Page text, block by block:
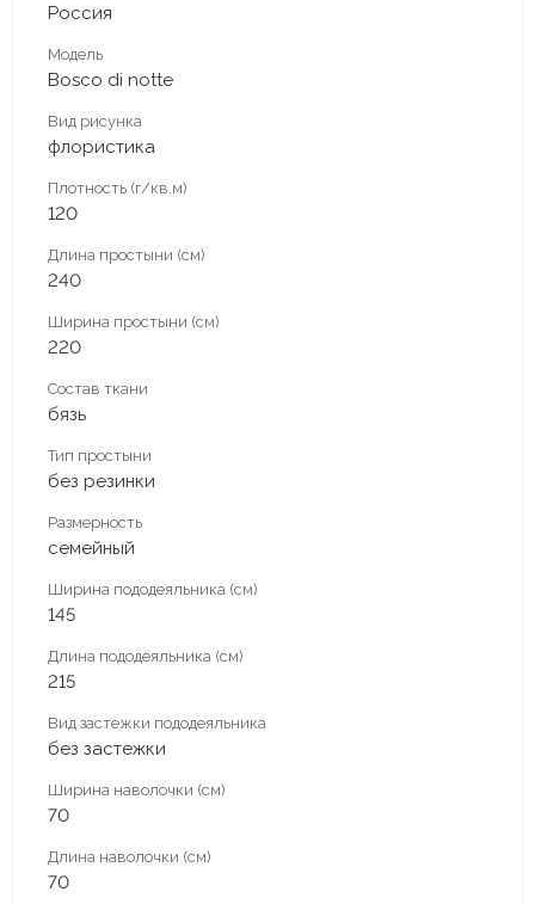
Россия
Модель
Bosco di notte
Вид рисунка
флористика
Плотность (г/кв.м)
120
Длина простыни (см)
240
Ширина простыни (см)
220
Состав ткани
бязь
Тип простыни
без резинки
Размерность
семейный
Ширина пододеяльника (см)
145
Длина пододеяльника (см)
215
Вид застежки пододеяльника
без застежки
Ширина наволочки (см)
70
Длина наволочки (см)
70